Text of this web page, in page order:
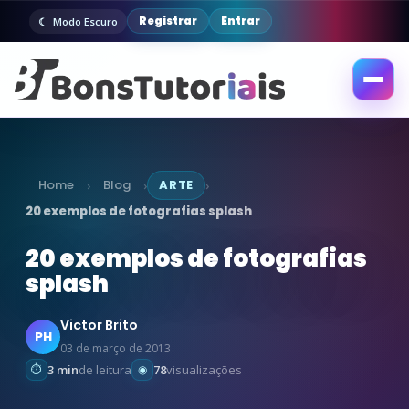
Modo Escuro Registrar Entrar
Abrir
Home › Blog › ARTE ›
20 exemplos de fotografias splash
20 exemplos de fotografias
splash
PH
Victor Brito
03 de março de 2013
3 minde leitura 78visualizações